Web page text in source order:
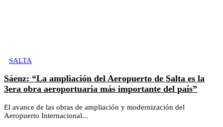
SALTA
Sáenz: “La ampliación del Aeropuerto de Salta es la
3era obra aeroportuaria más importante del país”
El avance de las obras de ampliación y modernización del
Aeropuerto Internacional...